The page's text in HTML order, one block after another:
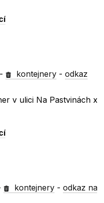
- kontejnery -odkaz
v ulici Na Pastvinách x
kontejnery -odkaz na